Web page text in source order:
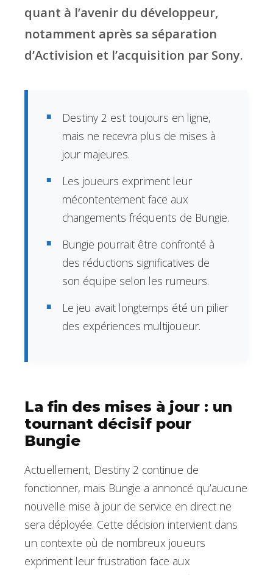
quant à l’avenir du développeur,
notamment après sa séparation
d’Activision et l’acquisition par Sony.
Destiny 2 est toujours en ligne,
mais ne recevra plus de mises à
jour majeures.
Les joueurs expriment leur
mécontentement face aux
changements fréquents de Bungie.
Bungie pourrait être confronté à
des réductions significatives de
son équipe selon les rumeurs.
Le jeu avait longtemps été un pilier
des expériences multijoueur.
La fin des mises à jour : un
tournant décisif pour
Bungie
Actuellement, Destiny 2 continue de
fonctionner, mais Bungie a annoncé qu’aucune
nouvelle mise à jour de service en direct ne
sera déployée. Cette décision intervient dans
un contexte où de nombreux joueurs
expriment leur frustration face aux